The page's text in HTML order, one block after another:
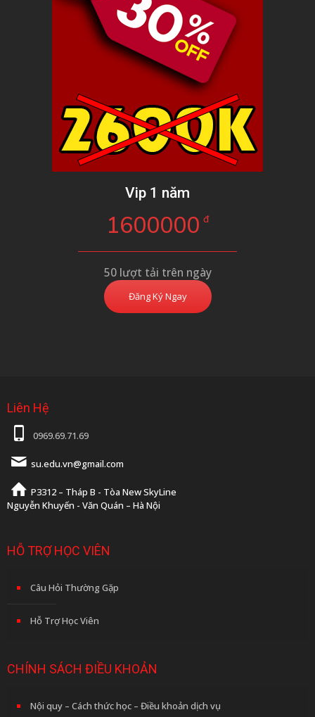
Vip 1 năm
1600000 đ
50 lượt tải trên ngày
Đăng Ký Ngay
Liên Hệ
0969.69.71.69
su.edu.vn@gmail.com
P3312 – Tháp B - Tòa New SkyLine
Nguyễn Khuyến - Văn Quán – Hà Nội
HỖ TRỢ HỌC VIÊN
Câu Hỏi Thường Gặp
Hỗ Trợ Học Viên
CHÍNH SÁCH ĐIỀU KHOẢN
Nội quy – Cách thức học – Điều khoản dịch vụ